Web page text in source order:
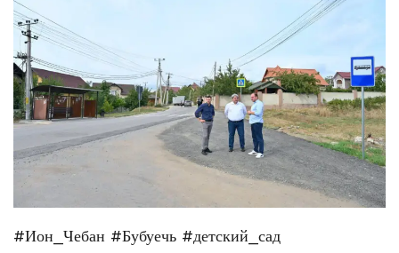
#Ион_Чебан #Бубуечь #детский_сад